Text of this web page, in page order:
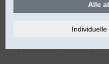
Alle